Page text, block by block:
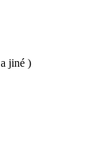
jiné )